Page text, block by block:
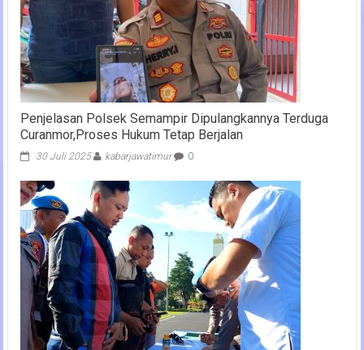
Penjelasan Polsek Semampir Dipulangkannya Terduga
Curanmor,Proses Hukum Tetap Berjalan
30 Juli 2025 kabarjawatimur 0